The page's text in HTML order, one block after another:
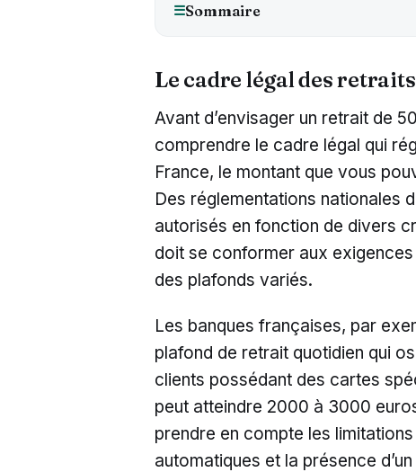
☰Sommaire
Le cadre légal des
Avant d’envisager un retrait de
comprendre le cadre légal qui
France, le montant que vous
Des réglementations nationales
autorisés en fonction de divers
doit se conformer aux
des plafonds variés.
Les banques françaises, par
plafond de retrait quotidien qui
clients possédant des cartes
peut atteindre 2000 à 3000
prendre en compte les
automatiques et la présence